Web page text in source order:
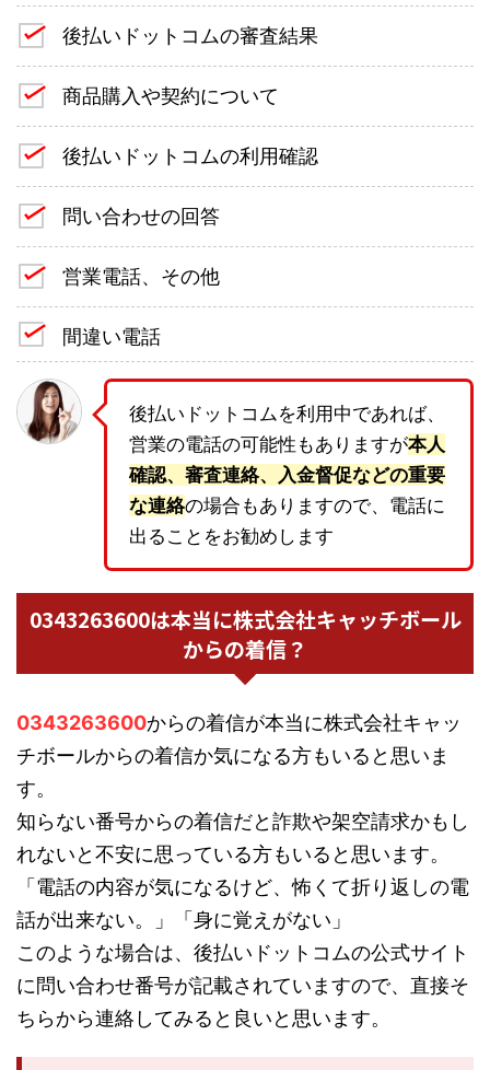
後払いドットコムの審査結果
商品購入や契約について
後払いドットコムの利用確認
問い合わせの回答
営業電話、その他
間違い電話
後払いドットコムを利用中であれば、
営業の電話の可能性もありますが本人
確認、審査連絡、入金督促などの重要
な連絡の場合もありますので、電話に
出ることをお勧めします
0343263600は本当に株式会社キャッチボール
からの着信？
0343263600からの着信が本当に株式会社キャッ
チボールからの着信か気になる方もいると思いま
す。
知らない番号からの着信だと詐欺や架空請求かもし
れないと不安に思っている方もいると思います。
「電話の内容が気になるけど、怖くて折り返しの電
話が出来ない。」「身に覚えがない」
このような場合は、後払いドットコムの公式サイト
に問い合わせ番号が記載されていますので、直接そ
ちらから連絡してみると良いと思います。